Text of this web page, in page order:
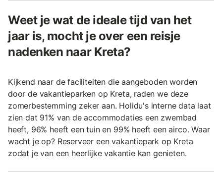
Weet je wat de ideale tijd van het
jaar is, mocht je over een reisje
nadenken naar Kreta?
Kijkend naar de faciliteiten die aangeboden worden
door de vakantieparken op Kreta, raden we deze
zomerbestemming zeker aan. Holidu's interne data laat
zien dat 91% van de accommodaties een zwembad
heeft, 96% heeft een tuin en 99% heeft een airco. Waar
wacht je op? Reserveer een vakantiepark op Kreta
zodat je van een heerlijke vakantie kan genieten.